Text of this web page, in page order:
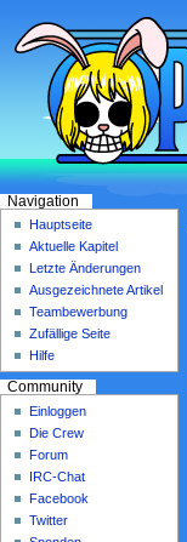
Navigation
Hauptseite
Aktuelle Kapitel
Letzte Änderungen
Ausgezeichnete Artikel
Teambewerbung
Zufällige Seite
Hilfe
Community
Einloggen
Die Crew
Forum
IRC-Chat
Facebook
Twitter